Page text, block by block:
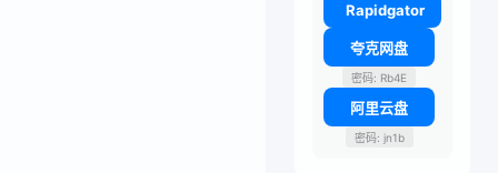
Rapidgator
夸克网盘
密码: Rb4E
阿里云盘
密码: jn1b